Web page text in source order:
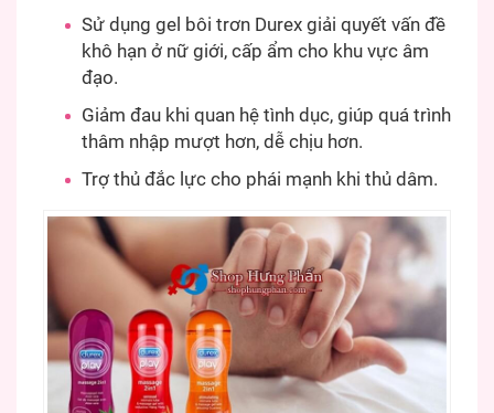
Sử dụng gel bôi trơn Durex giải quyết vấn đề
khô hạn ở nữ giới, cấp ẩm cho khu vực âm
đạo.
Giảm đau khi quan hệ tình dục, giúp quá trình
thâm nhập mượt hơn, dễ chịu hơn.
Trợ thủ đắc lực cho phái mạnh khi thủ dâm.